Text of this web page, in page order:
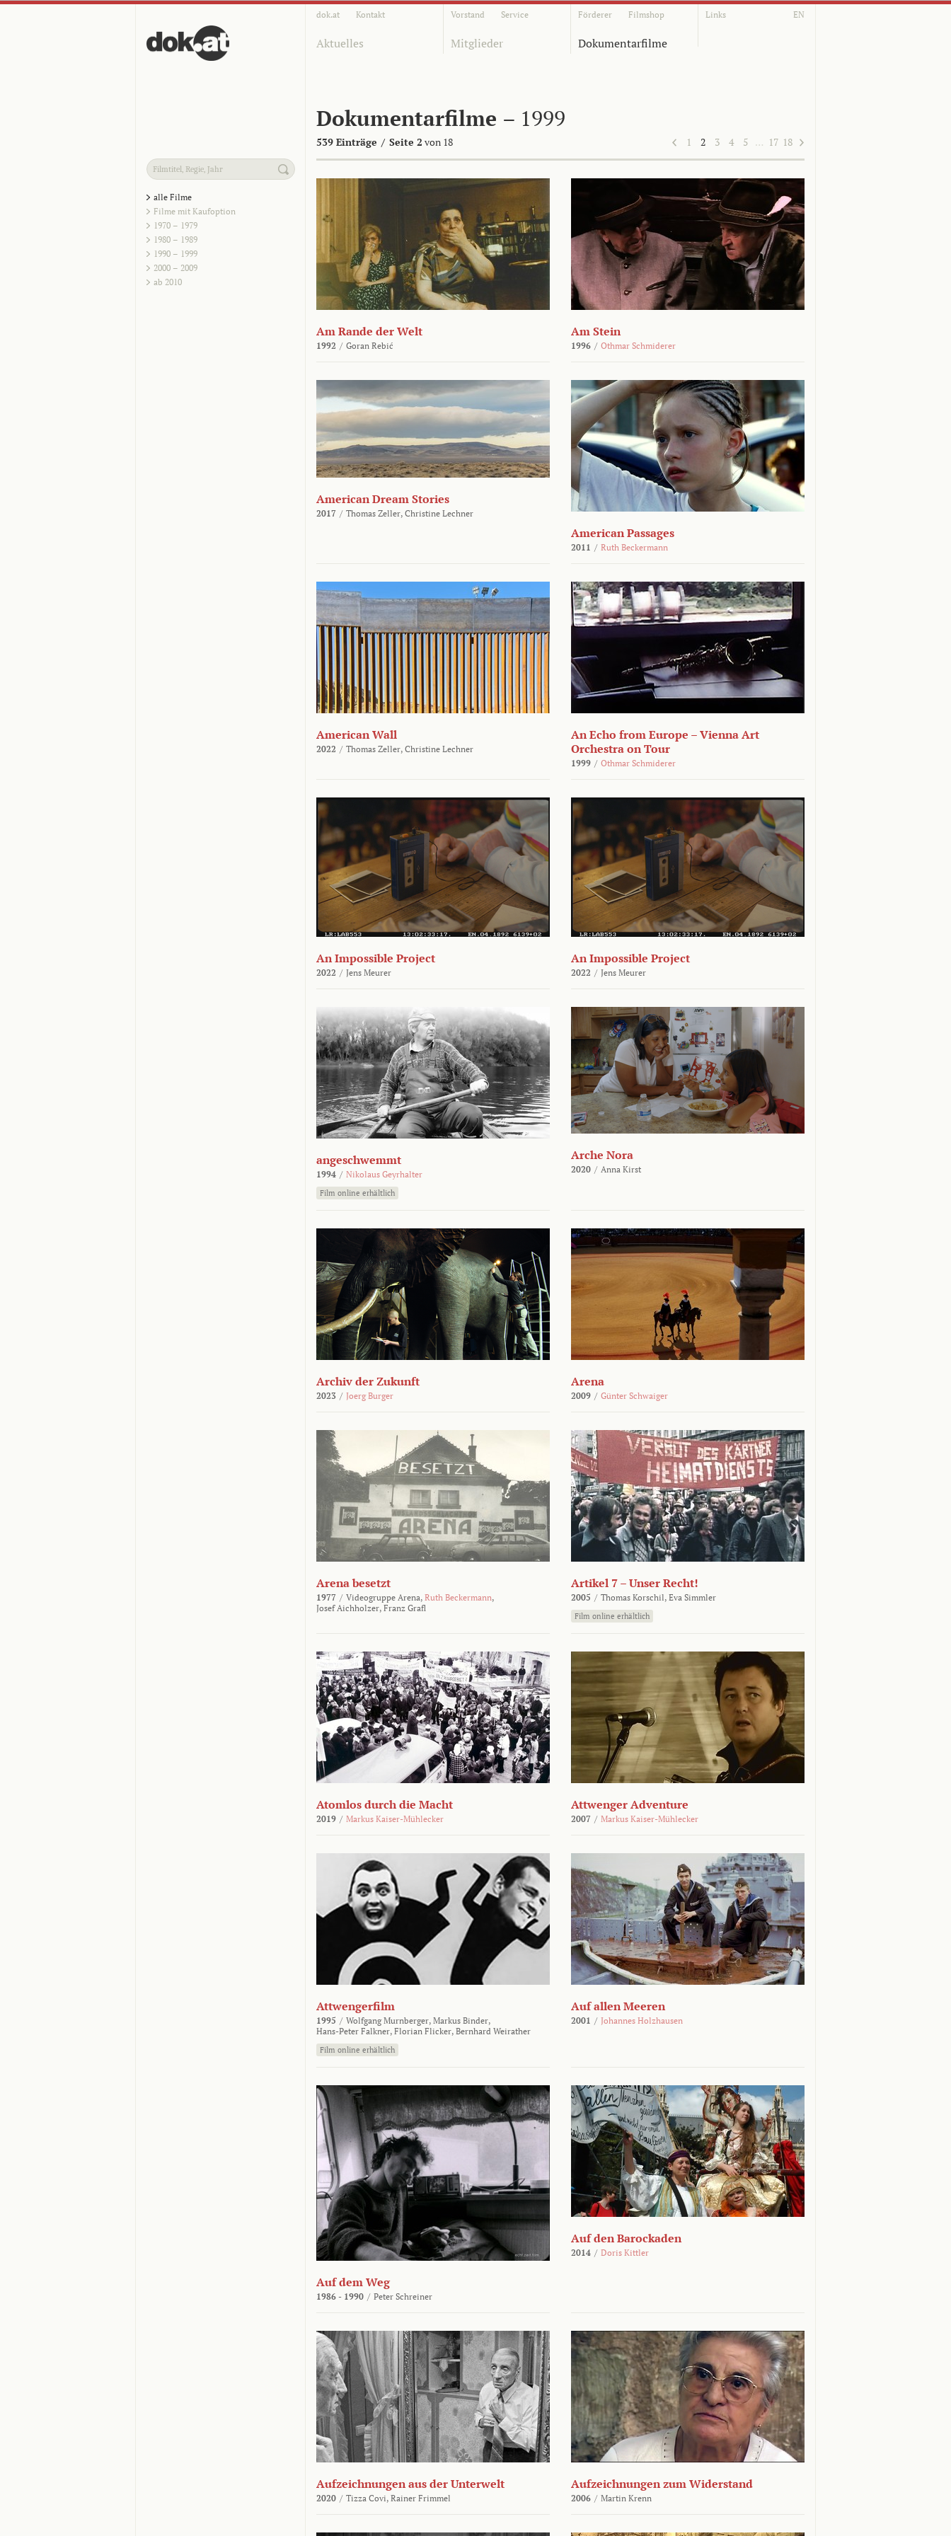
dok.at Kontakt Vorstand Service Förderer Filmshop Links EN
Aktuelles Mitglieder Dokumentarfilme
Dokumentarfilme – 1999
539 Einträge / Seite 2 von 18 1 2 3 4 5 … 17 18
alle Filme
Filme mit Kaufoption
1970 – 1979
1980 – 1989
1990 – 1999
2000 – 2009
ab 2010
Am Rande der Welt
1992 / Goran Rebić
Am Stein
1996 / Othmar Schmiderer
American Dream Stories
2017 / Thomas Zeller, Christine Lechner
American Passages
2011 / Ruth Beckermann
American Wall
2022 / Thomas Zeller, Christine Lechner
An Echo from Europe – Vienna Art
Orchestra on Tour
1999 / Othmar Schmiderer
An Impossible Project
2022 / Jens Meurer
An Impossible Project
2022 / Jens Meurer
angeschwemmt
1994 / Nikolaus Geyrhalter
Film online erhältlich
Arche Nora
2020 / Anna Kirst
Archiv der Zukunft
2023 / Joerg Burger
Arena
2009 / Günter Schwaiger
Arena besetzt
1977 / Videogruppe Arena, Ruth Beckermann,
Josef Aichholzer, Franz Grafl
Artikel 7 – Unser Recht!
2005 / Thomas Korschil, Eva Simmler
Film online erhältlich
Atomlos durch die Macht
2019 / Markus Kaiser-Mühlecker
Attwenger Adventure
2007 / Markus Kaiser-Mühlecker
Attwengerfilm
1995 / Wolfgang Murnberger, Markus Binder,
Hans-Peter Falkner, Florian Flicker, Bernhard Weirather
Film online erhältlich
Auf allen Meeren
2001 / Johannes Holzhausen
Auf dem Weg
1986 - 1990 / Peter Schreiner
Auf den Barockaden
2014 / Doris Kittler
Aufzeichnungen aus der Unterwelt
2020 / Tizza Covi, Rainer Frimmel
Aufzeichnungen zum Widerstand
2006 / Martin Krenn